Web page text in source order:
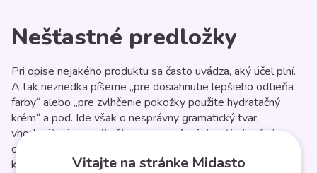
Nešťastné predložky
Pri opise nejakého produktu sa často uvádza, aký účel plní.
A tak nezriedka píšeme „pre dosiahnutie lepšieho odtieňa
farby“ alebo „pre zvlhčenie pokožky použite hydratačný
krém“ a pod. Ide však o nesprávny gramatický tvar,
vhodnejšia je
predložka na na dosiahnutie
lepšieho
odtieňa farby,
krém.
Vitajte na stránke Midasto